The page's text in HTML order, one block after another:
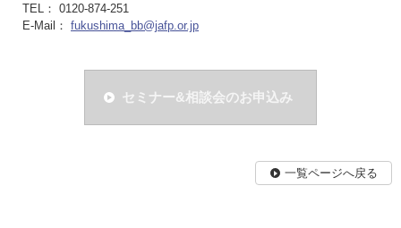
TEL： 0120-874-251
E-Mail： fukushima_bb@jafp.or.jp
セミナー&相談会のお申込み
一覧ページへ戻る